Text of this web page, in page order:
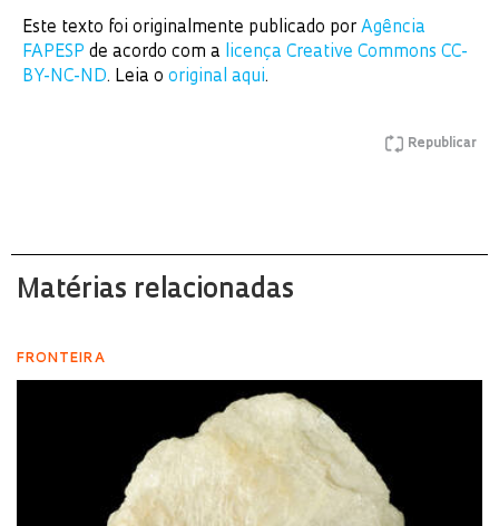
Este texto foi originalmente publicado por Agência
FAPESP de acordo com a
licença Creative Commons CC-
BY-NC-ND. Leia o original aqui.
Republicar